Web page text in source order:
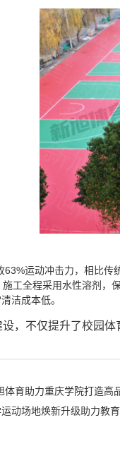
63%运动冲击力，相比传
工全程采用水性溶剂，
洁成本‌低。
，不仅提升了校园
育助力重庆学院打造高
动场地焕新升级助力教